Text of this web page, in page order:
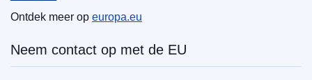
Ontdek meer op europa.eu
Neem contact op met de EU